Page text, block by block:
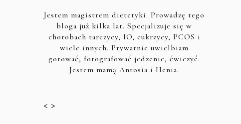
Jestem magistrem dietetyki. Prowadzę tego
bloga już kilka lat. Specjalizuje się w
chorobach tarczycy, IO, cukrzycy, PCOS i
wiele innych. Prywatnie uwielbiam
gotować, fotografować jedzenie, ćwiczyć.
Jestem mamą Antosia i Henia.
< >